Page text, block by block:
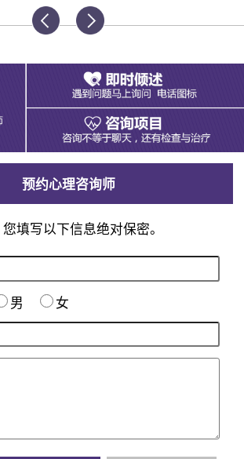
预约心理咨询师
填写以下信息绝对保密。
男
女